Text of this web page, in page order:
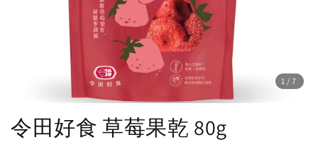
1 /7
令田好食 草莓果乾 80g